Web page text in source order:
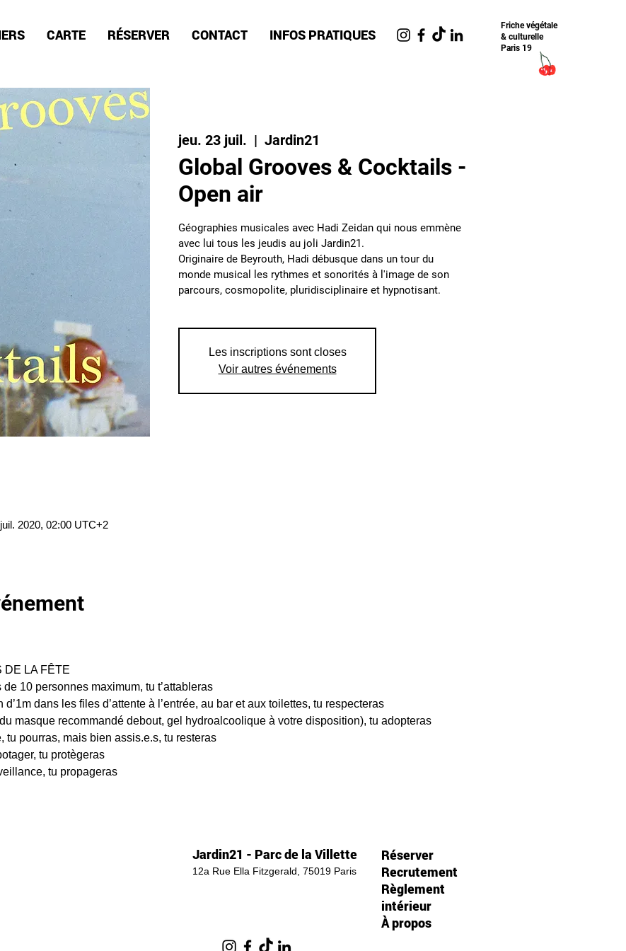
CARTE RÉSERVER CONTACT INFOS PRATIQUES
Friche​ végétale
& culturelle
Paris 19
jeu. 23 juil.
  |
Jardin21
Global Grooves & Cocktails -
Open air
Géographies musicales avec Hadi Zeidan qui nous emmène
avec lui tous les jeudis au joli Jardin21.
Originaire de Beyrouth, Hadi débusque dans un tour du
monde musical les rythmes et sonorités à l'image de son
Les inscriptions sont closes
Voir autres événements
2020, 02:00 UTC+2
DE LA FÊTE
10 personnes maximum, tu t’attableras
dans les files d’attente à l’entrée, au bar et aux toilettes, tu respecteras
masque recommandé debout, gel hydroalcoolique à votre disposition), tu adopteras
tu pourras, mais bien assis.e.s, tu resteras
tu protègeras
tu propageras
Jardin21 - Parc de la Villette
12a Rue Ella Fitzgerald, 75019 Paris
Réserver
Recrutement
Règlement
intérieur
À propos